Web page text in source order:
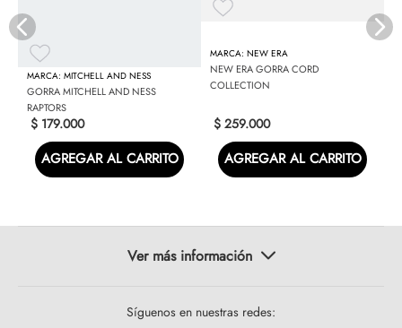
MITCHELL AND NESS
GORRA MITCHELL AND NESS
RAPTORS
$ 179.000
AGREGAR AL CARRITO
NEW ERA
NEW ERA GORRA CORD
COLLECTION
$ 259.000
AGREGAR AL CARRITO
Síguenos en nuestras redes: